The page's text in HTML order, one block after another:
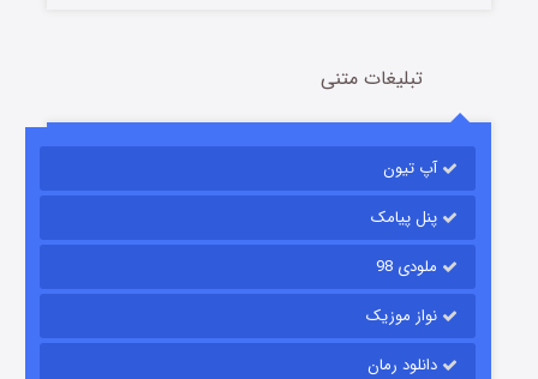
باب اسفنجی فصل ۱۷
قسمت6 (زیرنویس) منتشر شد
تبلیغات متنی
آپ تیون
پنل پیامک
ملودی 98
نواز موزیک
دانلود رمان